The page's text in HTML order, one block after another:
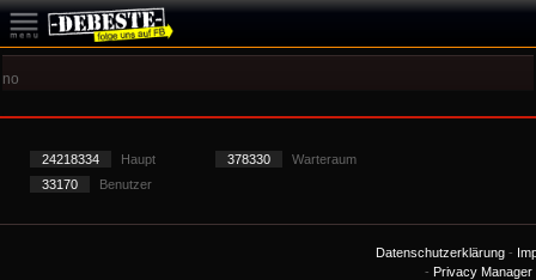
no
24218334 Haupt 378330
Warteraum
33170
Benutzer
Datenschutzerklärung-
- Privacy Manager